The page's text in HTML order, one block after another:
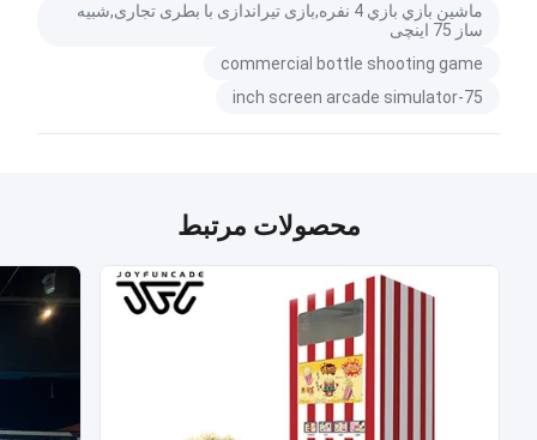
ماشين بازي بازي 4 نفره,بازی تیراندازی با بطری تجاری,شبیه
ساز 75 اینچی
commercial bottle shooting game
75-inch screen arcade simulator
محصولات مرتبط